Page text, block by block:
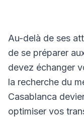
Au-delà de ses
de se préparer
devez échanger
la recherche du
Casablanca
optimiser vos